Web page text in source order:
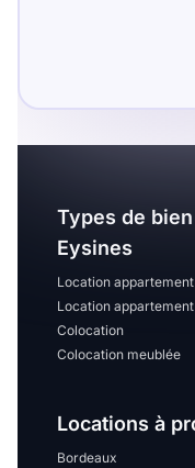
Nombre de
disponibles
Sélectionner...
Types de
Eysines
Location appartement
Location
Colocation
Colocation meublée
Locations à
Bordeaux